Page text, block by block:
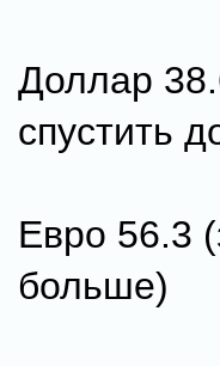
Доллар
спустить
Евро 56.3
больше)